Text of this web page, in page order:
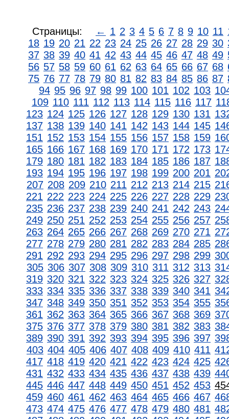
Страницы: ← 1 2 3 4 5 6 7 8 9 10 11
18 19 20 21 22 23 24 25 26 27 28 29 30
37 38 39 40 41 42 43 44 45 46 47 48 49
56 57 58 59 60 61 62 63 64 65 66 67 68
75 76 77 78 79 80 81 82 83 84 85 86 87
94 95 96 97 98 99 100 101 102 103
109 110 111 112 113 114 115 116 117
123 124 125 126 127 128 129 130 131
137 138 139 140 141 142 143 144 145
151 152 153 154 155 156 157 158 159
165 166 167 168 169 170 171 172 173
179 180 181 182 183 184 185 186 187
193 194 195 196 197 198 199 200 201
207 208 209 210 211 212 213 214 215
221 222 223 224 225 226 227 228 229
235 236 237 238 239 240 241 242 243
249 250 251 252 253 254 255 256 257
263 264 265 266 267 268 269 270 271
277 278 279 280 281 282 283 284 285
291 292 293 294 295 296 297 298 299
305 306 307 308 309 310 311 312 313
319 320 321 322 323 324 325 326 327
333 334 335 336 337 338 339 340 341
347 348 349 350 351 352 353 354 355
361 362 363 364 365 366 367 368 369
375 376 377 378 379 380 381 382 383
389 390 391 392 393 394 395 396 397
403 404 405 406 407 408 409 410 411
417 418 419 420 421 422 423 424 425
431 432 433 434 435 436 437 438 439
445 446 447 448 449 450 451 452 453
459 460 461 462 463 464 465 466 467
473 474 475 476 477 478 479 480 481